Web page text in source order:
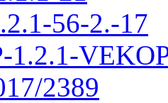
56-2.-17
1.2.1-
2389